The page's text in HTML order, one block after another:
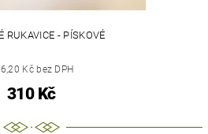
RUKAVICE - PÍSKOVÉ
Kč bez DPH
310 Kč